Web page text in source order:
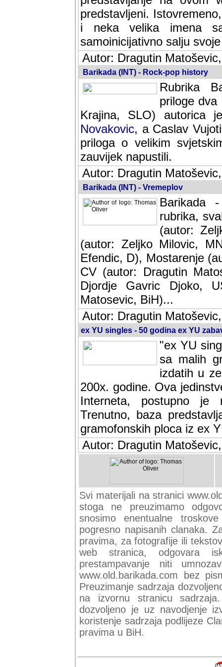
predstavljeni.
i neka velika imena
samoinicijativno salju
Autor: Dragutin
Barikada (INT) - Rock-pop history
Rubrika
dva
SLO) autorica je velikog
Caslav Vujotic
velikim svjetskim
napustili.
Autor: Dragutin
Barikada (INT) - Vremeplov
Barikada
rubrika,
(autor:
(autor: Zeljko Milovic,
Efendic, D), Mostarenje
CV (autor: Dragutin
Djordje Gavric Djoko,
Matosevic, BiH)...
Autor: Dragutin
ex YU singles - 50 godina ex YU
"ex YU
sa malih
izdatih u
200x. godine. Ova
Interneta, postupno je
baza predstavlja
ploca iz ex YU.
Autor: Dragutin
Svi materijali na stranici
stoga ne preuzimamo
snosimo enentualne
pogresno napisanih clanaka.
pravima, za fotografije ili
web stranica, odgovara
prestampavanje niti
www.old.barikada.com bez
Preuzimanje sadrzaja
na izvornu stranicu
dozvoljeno je uz navodjenje
koristenje sadrzaja podlijeze
pravima u BiH.